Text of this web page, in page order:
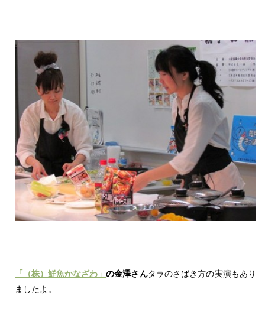
「 （株）鮮魚かなざわ 」 の金澤さんタラのさばき方の実演もあり
ましたよ。